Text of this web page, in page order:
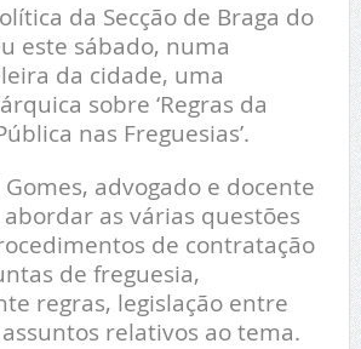
da Secção de Braga do
este sábado, numa
da cidade, uma
sobre ‘Regras da
nas Freguesias’.
advogado e docente
as várias questões
de contratação
de freguesia,
regras, legislação entre
relativos ao tema.